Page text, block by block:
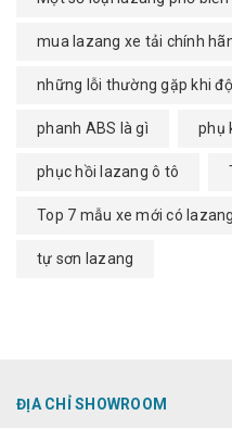
mua lazang xe tải chính
những lỗi thường gặp khi
phanh ABS là gì phụ
phục hồi lazang ô tô
Top 7 mẫu xe mới có
tự sơn lazang
ĐỊA CHỈ SHOWROOM